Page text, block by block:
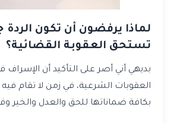
لماذا يرفضون أن تكون الردة
تستحق العقوبة القضائية؟
بديهي أني أصر على التأكيد أن
العقوبات الشرعية، في زمن لا تقام فيه
بكافة ضماناتها للحق والعدل والخير